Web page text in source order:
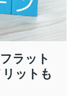
ラット
ットも